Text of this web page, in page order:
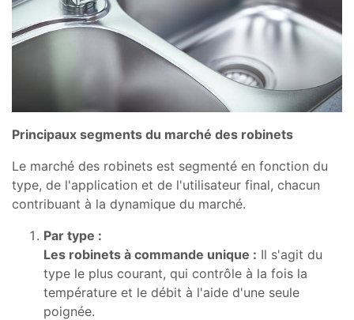
Principaux segments du marché des robinets
Le marché des robinets est segmenté en fonction du
type, de l'application et de l'utilisateur final, chacun
contribuant à la dynamique du marché.
Par type :
Les robinets à commande unique : Il s'agit du
type le plus courant, qui contrôle à la fois la
température et le débit à l'aide d'une seule
poignée.